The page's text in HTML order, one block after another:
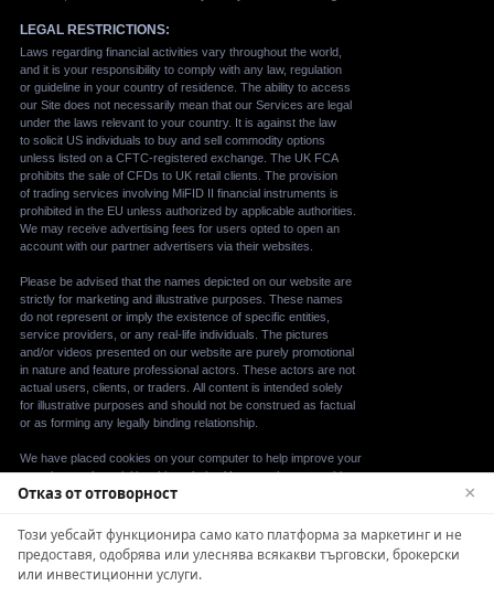
By continuing to use our website, you agree to our
use of cookies. See our
Отказ от отговорност ×
Този уебсайт функционира само като платформа за маркетинг и не
предоставя, одобрява или улеснява всякакви търговски, брокерски
или инвестиционни услуги.